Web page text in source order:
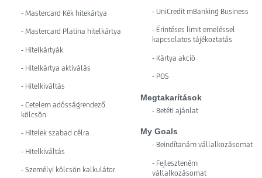
- Mastercard Kék hitekártya
- Mastercard Platina hitelkártya
- Hitelkártyák
- Hitelkártya aktiválás
- Hitelkiváltás
- Cetelem adósságrendező
kölcsön
- Hitelek szabad célra
- Hitelkiváltás
- Személyi kölcsön kalkulátor
- UniCredit mBanking Business
- Érintéses limit emeléssel
kapcsolatos tájékoztatás
- Kártya akció
- POS
Megtakarítások
- Betéti ajánlat
My Goals
- Beindítanám vállalkozásomat
- Fejleszteném
vállalkozásomat